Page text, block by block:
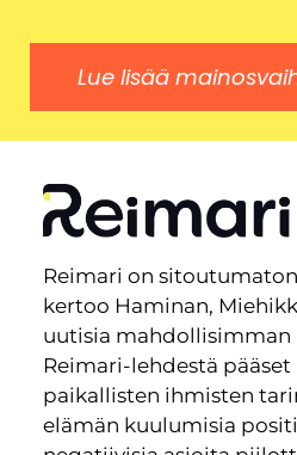
Lue lisää
Reimari on
kertoo Haminan,
uutisia mahdollisimman
Reimari-lehdestä
paikallisten ihmisten
elämän kuulumisia